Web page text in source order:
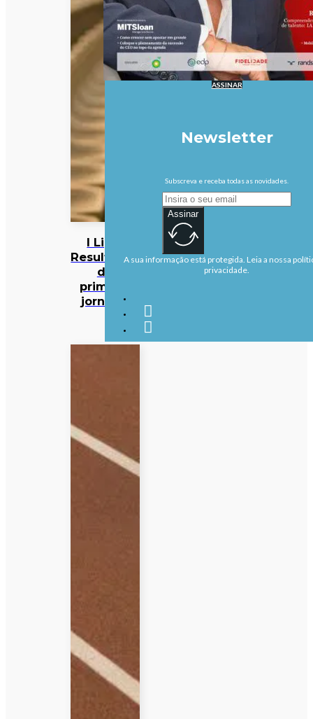
I Liga:
Resultados
da
primeira
jornada
ASSINAR
Newsletter
Subscreva e receba todas as novidades.
Assinar
A sua informação está protegida. Leia a nossa
privacidade.